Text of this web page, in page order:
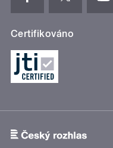
Certifikováno